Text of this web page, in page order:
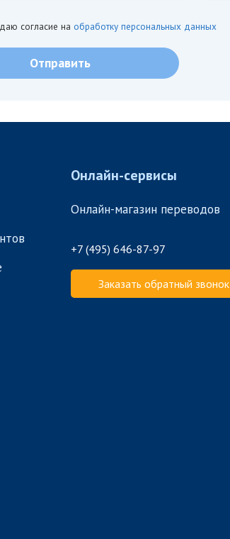
согласие на обработку персональных данных
Онлайн-сервисы
Онлайн-магазин переводов
+7 (495) 646-87-97
Заказать обратный звонок